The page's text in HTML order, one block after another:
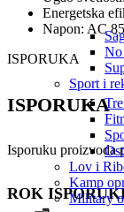
No
Sport i
Lov i
Kamp
Military
Energetska
Napon: AC
ISPORUKA
ISPORUKA
Isporuku proizvoda
ROK